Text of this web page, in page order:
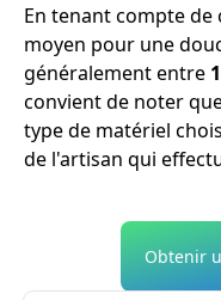
En tenant compte
moyen pour une
généralement entre
convient de noter
type de matériel
de l'artisan qui
Obtenir